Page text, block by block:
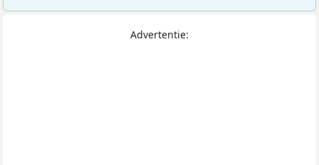
Advertentie: